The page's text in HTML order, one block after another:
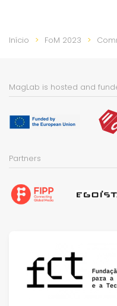
Início FoM 2023
MagLab is hosted and
Partners